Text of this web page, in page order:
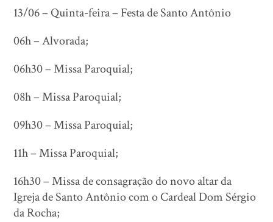
13/06 – Quinta-feira – Festa de Santo Antônio
06h – Alvorada;
06h30 – Missa Paroquial;
08h – Missa Paroquial;
09h30 – Missa Paroquial;
11h – Missa Paroquial;
16h30 – Missa de consagração do novo altar da
Igreja de Santo Antônio com o Cardeal Dom Sérgio
da Rocha;